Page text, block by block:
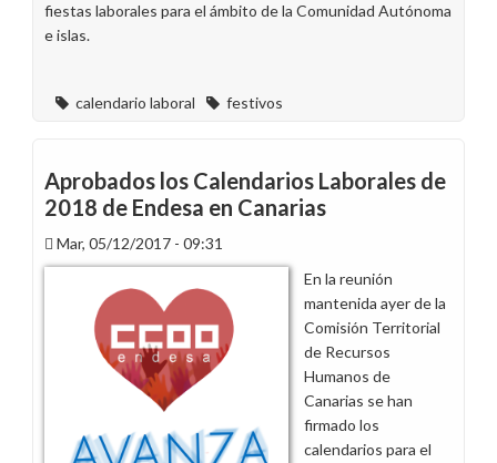
fiestas laborales para el ámbito de la Comunidad Autónoma
e islas.
calendario laboral festivos
Aprobados los Calendarios Laborales de
2018 de Endesa en Canarias
Mar, 05/12/2017 - 09:31
En la reunión
mantenida ayer de la
Comisión Territorial
de Recursos
Humanos de
Canarias se han
firmado los
calendarios para el